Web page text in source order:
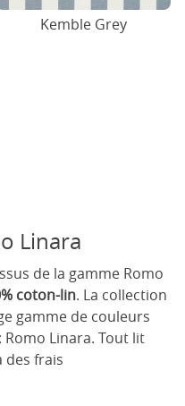
Kemble Grey
Linara
de la gamme Romo
coton-lin. La collection
gamme de couleurs
Romo Linara. Tout lit
des frais